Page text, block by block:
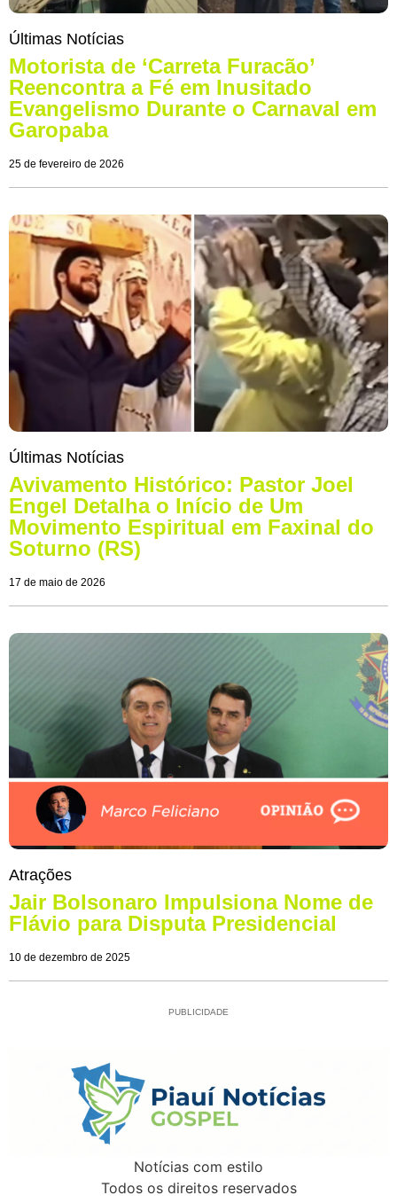
Últimas Notícias
Motorista de ‘Carreta Furacão’
Reencontra a Fé em Inusitado
Evangelismo Durante o Carnaval em
Garopaba
25 de fevereiro de 2026
Últimas Notícias
Avivamento Histórico: Pastor Joel
Engel Detalha o Início de Um
Movimento Espiritual em Faxinal do
Soturno (RS)
17 de maio de 2026
Atrações
Jair Bolsonaro Impulsiona Nome de
Flávio para Disputa Presidencial
10 de dezembro de 2025
PUBLICIDADE
Notícias com estilo
Todos os direitos reservados